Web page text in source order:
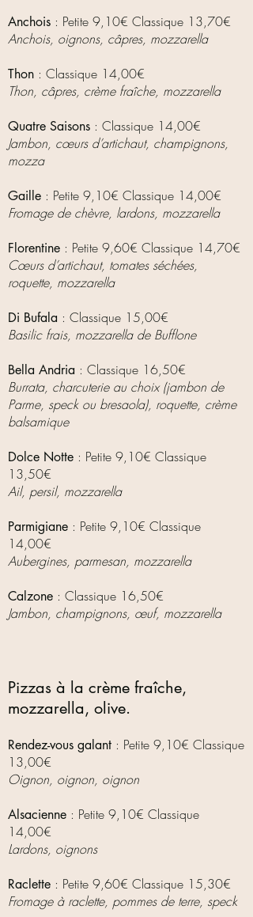
Anchois : Petite 9,10€ Classique 13,70€
Anchois, oignons, câpres, mozzarella
Thon : Classique 14,00€
Thon, câpres, crème fraîche, mozzarella
Quatre Saisons : Classique 14,00€
Jambon, cœurs d’artichaut, champignons,
mozza
Gaille : Petite 9,10€ Classique 14,00€
Fromage de chèvre, lardons, mozzarella
Florentine : Petite 9,60€ Classique 14,70€
Cœurs d’artichaut, tomates séchées,
roquette, mozzarella
Di Bufala : Classique 15,00€
Basilic frais, mozzarella de Bufflone
Bella Andria : Classique 16,50€
Burrata, charcuterie au choix (jambon de
Parme, speck ou bresaola), roquette, crème
balsamique
Dolce Notte : Petite 9,10€ Classique
13,50€
Ail, persil, mozzarella
Parmigiane : Petite 9,10€ Classique
14,00€
Aubergines, parmesan, mozzarella
Calzone : Classique 16,50€
Jambon, champignons, œuf, mozzarella
Pizzas à la crème fraîche,
mozzarella, olive.
Rendez-vous galant : Petite 9,10€ Classique
13,00€
Oignon, oignon, oignon
Alsacienne : Petite 9,10€ Classique
14,00€
Lardons, oignons
Raclette : Petite 9,60€ Classique 15,30€
Fromage à raclette, pommes de terre, speck